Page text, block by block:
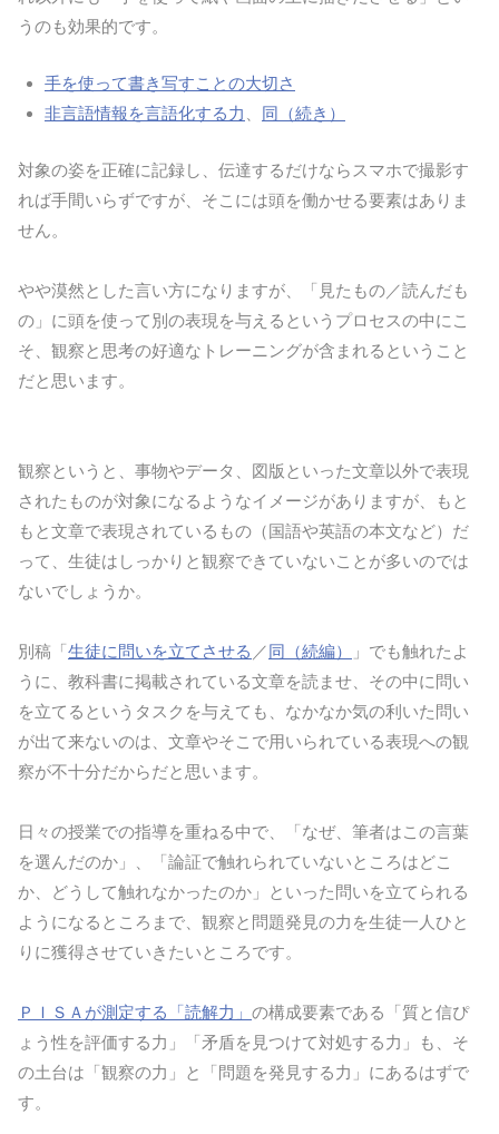
うのも効果的です。
手を使って書き写すことの大切さ
非言語情報を言語化する力 、 同（続き）
対象の姿を正確に記録し、伝達するだけならスマホで撮影す
れば手間いらずですが、そこには頭を働かせる要素はありま
せん。
やや漠然とした言い方になりますが、「見たもの／読んだも
の」に頭を使って別の表現を与えるというプロセスの中にこ
そ、観察と思考の好適なトレーニングが含まれるということ
だと思います。
観察というと、事物やデータ、図版といった文章以外で表現
されたものが対象になるようなイメージがありますが、もと
もと文章で表現されているもの（国語や英語の本文など）だ
って、生徒はしっかりと観察できていないことが多いのでは
ないでしょうか。
別稿「生徒に問いを立てさせる ／同（続編）
」でも触れたよ
うに、教科書に掲載されている文章を読ませ、その中に問い
を立てるというタスクを与えても、なかなか気の利いた問い
が出て来ないのは、文章やそこで用いられている表現への観
察が不十分だからだと思います。
日々の授業での指導を重ねる中で、「なぜ、筆者はこの言葉
を選んだのか」、「論証で触れられていないところはどこ
か、どうして触れなかったのか」といった問いを立てられる
ようになるところまで、観察と問題発見の力を生徒一人ひと
りに獲得させていきたいところです。
ＰＩＳＡが測定する「読解力」 の構成要素である「質と信ぴ
ょう性を評価する力」「矛盾を見つけて対処する力」も、そ
の土台は「観察の力」と「問題を発見する力」にあるはずで
す。